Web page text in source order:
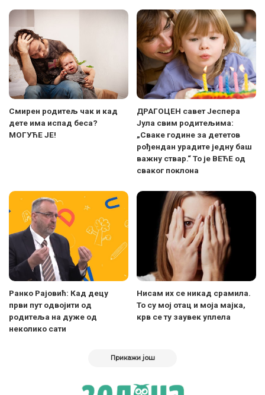
Смирен родитељ чак и кад
дете има испад беса?
МОГУЋЕ ЈЕ!
ДРАГОЦЕН савет Јеспера
Јула свим родитељима:
„Сваке године за дететов
рођендан урадите једну баш
важну ствар.“ То је ВЕЋЕ од
сваког поклона
Ранко Рајовић: Кад децу
први пут одвојити од
родитеља на дуже од
неколико сати
Нисам их се никад срамила.
То су мој отац и моја мајка,
крв се ту заувек уплела
Прикажи још